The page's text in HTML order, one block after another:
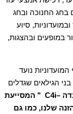
בחג החנוכה ובחג
סיוע
במופעים ובהצגות,
נועד
הגילאים שגדלים
–
C4i " המסייעת
שלנו, כמו גם